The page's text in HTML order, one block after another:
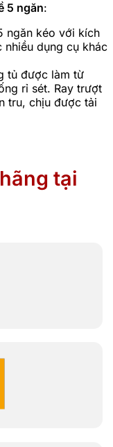
5 ngăn:
ngăn kéo với kích
dụng cụ khác
tủ được làm từ
rỉ sét. Ray trượt
tru, chịu được tải
đều có khóa
dụng cụ, tránh
bạn sẽ luôn
sẵn sàng cho
trợ thủ đắc lực
tại